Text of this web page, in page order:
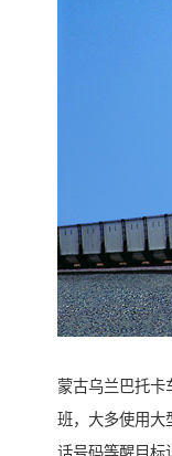
蒙古乌兰巴托卡
班，大多使用大